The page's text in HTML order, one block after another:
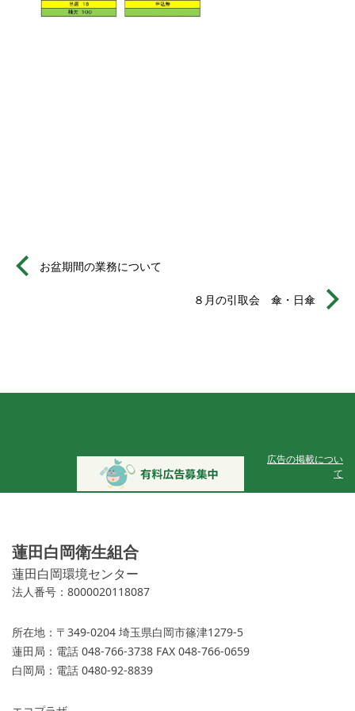
お盆期間の業務について
８月の引取会 傘・日傘
広告の掲載につい
て
蓮田白岡衛生組合
蓮田白岡環境センター
法人番号：8000020118087
所在地： 〒349-0204 埼玉県白岡市篠津1279-5
蓮田局： 電話 048-766-3738 FAX 048-766-0659
白岡局： 電話 0480-92-8839